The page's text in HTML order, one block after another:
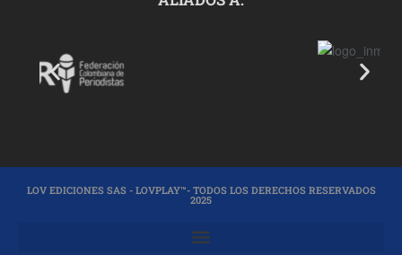
LOV EDICIONES SAS - LOVPLAY™- TODOS LOS DERECHOS RESERVADOS
2025